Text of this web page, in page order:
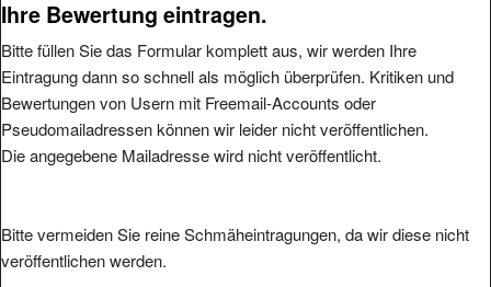
Ihre Bewertung eintragen.
Bitte füllen Sie das Formular komplett aus, wir werden Ihre
Eintragung dann so schnell als möglich überprüfen. Kritiken und
Bewertungen von Usern mit Freemail-Accounts oder
Pseudomailadressen können wir leider nicht veröffentlichen.
Die angegebene Mailadresse wird nicht veröffentlicht.
Bitte vermeiden Sie reine Schmäheintragungen, da wir diese nicht
veröffentlichen werden.